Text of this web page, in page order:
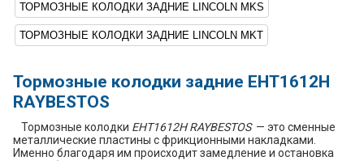
ТОРМОЗНЫЕ КОЛОДКИ ЗАДНИЕ LINCOLN MKS
ТОРМОЗНЫЕ КОЛОДКИ ЗАДНИЕ LINCOLN MKT
Тормозные колодки задние EHT1612H
RAYBESTOS
Тормозные колодки EHT1612H RAYBESTOS— это сменные
металлические пластины с фрикционными накладками.
Именно благодаря им происходит замедление и остановка